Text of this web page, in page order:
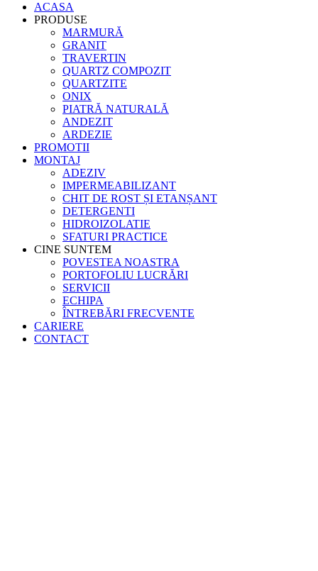
ACASA
PRODUSE
MARMURĂ
GRANIT
TRAVERTIN
QUARTZ COMPOZIT
QUARTZITE
ONIX
PIATRĂ NATURALĂ
ANDEZIT
ARDEZIE
PROMOTII
MONTAJ
ADEZIV
IMPERMEABILIZANT
CHIT DE ROST ȘI ETANȘANT
DETERGENTI
HIDROIZOLATIE
SFATURI PRACTICE
CINE SUNTEM
POVESTEA NOASTRA
PORTOFOLIU LUCRĂRI
SERVICII
ECHIPA
ÎNTREBĂRI FRECVENTE
CARIERE
CONTACT